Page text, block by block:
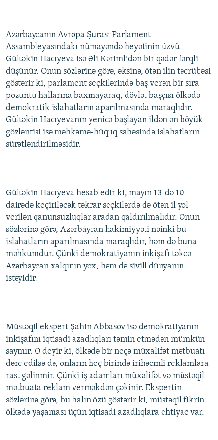
Azərbaycanın Avropa Şurası Parlament
Assambleyasındakı nümayəndə heyətinin üzvü
Gültəkin Hacıyeva isə Əli Kərimlidən bir qədər fərqli
düşünür. Onun sözlərinə görə, əksinə, ötən ilin təcrübəsi
göstərir ki, parlament seçkilərində baş verən bir sıra
pozuntu hallarına baxmayaraq, dövlət başçısı ölkədə
demokratik islahatların aparılmasında maraqlıdır.
Gültəkin Hacıyevanın yenicə başlayan ildən ən böyük
gözləntisi isə məhkəmə-hüquq sahəsində islahatların
sürətləndirilməsidir.
Gültəkin Hacıyeva hesab edir ki, mayın 13-də 10
dairədə keçiriləcək təkrar seçkilərdə də ötən il yol
verilən qanunsuzluqlar aradan qaldırılmalıdır. Onun
sözlərinə görə, Azərbaycan hakimiyyəti nəinki bu
islahatların aparılmasında maraqlıdır, həm də buna
məhkumdur. Çünki demokratiyanın inkişafı təkcə
Azərbaycan xalqının yox, həm də sivill dünyanın
istəyidir.
Müstəqil ekspert Şahin Abbasov isə demokratiyanın
inkişafını iqtisadi azadlıqları təmin etmədən mümkün
saymır. O deyir ki, ölkədə bir neçə müxalifət mətbuatı
dərc edilsə də, onların heç birində irihəcmli reklamlara
rast gəlinmir. Çünki iş adamları müxalifət və müstəqil
mətbuata reklam verməkdən çəkinir. Ekspertin
sözlərinə görə, bu halın özü göstərir ki, müstəqil fikrin
ölkədə yaşaması üçün iqtisadi azadlıqlara ehtiyac var.